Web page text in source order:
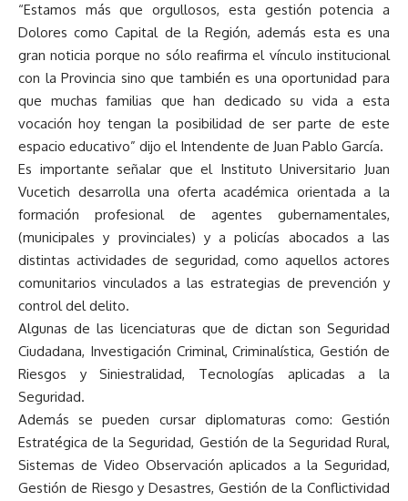
“Estamos más que orgullosos, esta gestión potencia a
Dolores como Capital de la Región, además esta es una
gran noticia porque no sólo reafirma el vínculo institucional
con la Provincia sino que también es una oportunidad para
que muchas familias que han dedicado su vida a esta
vocación hoy tengan la posibilidad de ser parte de este
espacio educativo” dijo el Intendente de Juan Pablo García.
Es importante señalar que el Instituto Universitario Juan
Vucetich desarrolla una oferta académica orientada a la
formación profesional de agentes gubernamentales,
(municipales y provinciales) y a policías abocados a las
distintas actividades de seguridad, como aquellos actores
comunitarios vinculados a las estrategias de prevención y
control del delito.
Algunas de las licenciaturas que de dictan son Seguridad
Ciudadana, Investigación Criminal, Criminalística, Gestión de
Riesgos y Siniestralidad, Tecnologías aplicadas a la
Seguridad.
Además se pueden cursar diplomaturas como: Gestión
Estratégica de la Seguridad, Gestión de la Seguridad Rural,
Sistemas de Video Observación aplicados a la Seguridad,
Gestión de Riesgo y Desastres, Gestión de la Conflictividad